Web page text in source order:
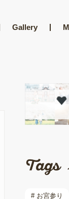
Gallery
# お宮参り